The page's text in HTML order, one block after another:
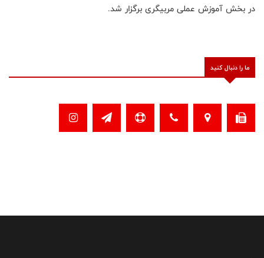
در بخش آموزش عملی مربیگری برگزار شد.
ما را دنبال کنید